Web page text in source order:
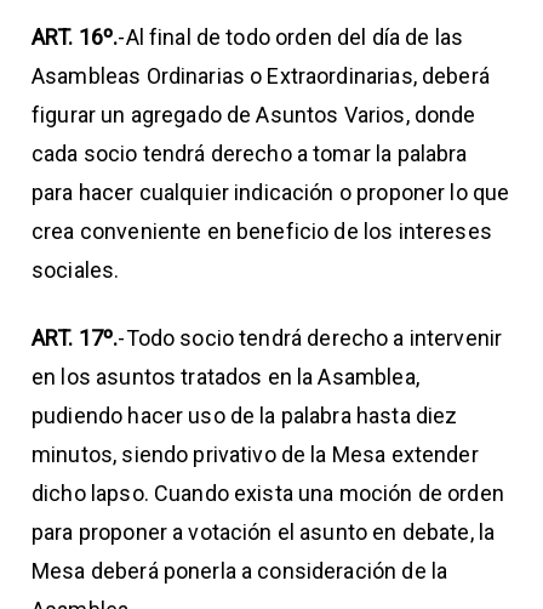
ART. 16º.-Al final de todo orden del día de las
Asambleas Ordinarias o Extraordinarias, deberá
figurar un agregado de Asuntos Varios, donde
cada socio tendrá derecho a tomar la palabra
para hacer cualquier indicación o proponer lo que
crea conveniente en beneficio de los intereses
sociales.
ART. 17º.-Todo socio tendrá derecho a intervenir
en los asuntos tratados en la Asamblea,
pudiendo hacer uso de la palabra hasta diez
minutos, siendo privativo de la Mesa extender
dicho lapso. Cuando exista una moción de orden
para proponer a votación el asunto en debate, la
Mesa deberá ponerla a consideración de la